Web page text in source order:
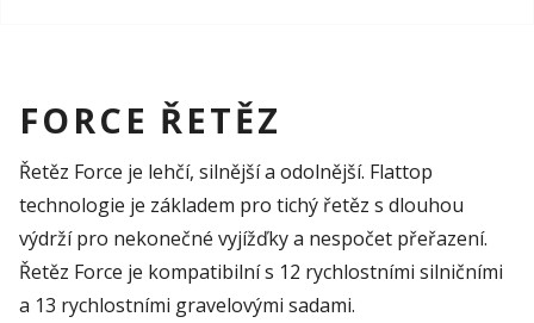
FORCE ŘETĚZ
Řetěz Force je lehčí, silnější a odolnější. Flattop
technologie je základem pro tichý řetěz s dlouhou
výdrží pro nekonečné vyjížďky a nespočet přeřazení.
Řetěz Force je kompatibilní s 12 rychlostními silničními
a 13 rychlostními gravelovými sadami.